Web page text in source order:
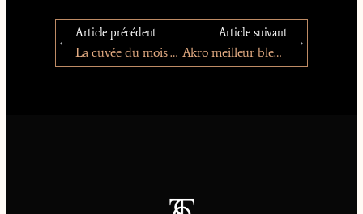
Article précédent
La cuvée du mois – par Pur Jus
Article suivant
Akro meilleur blend Européen